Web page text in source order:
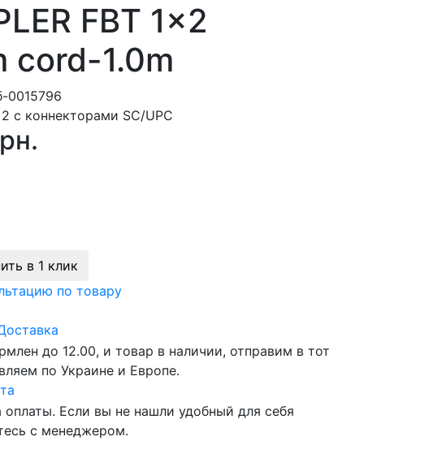
FBT 1x2
cord-1.0m
0015796
с коннекторами SC/UPC
в 1 клик
по товару
до 12.00, и товар в наличии, отправим в тот
по Украине и Европе.
оплаты. Если вы не нашли удобный для себя
с менеджером.